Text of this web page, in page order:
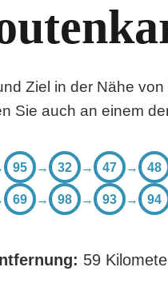
Ziel in der Nähe
Sie auch an einem
95 → 32 → 47 → 48
69 → 98 → 93 → 94
59